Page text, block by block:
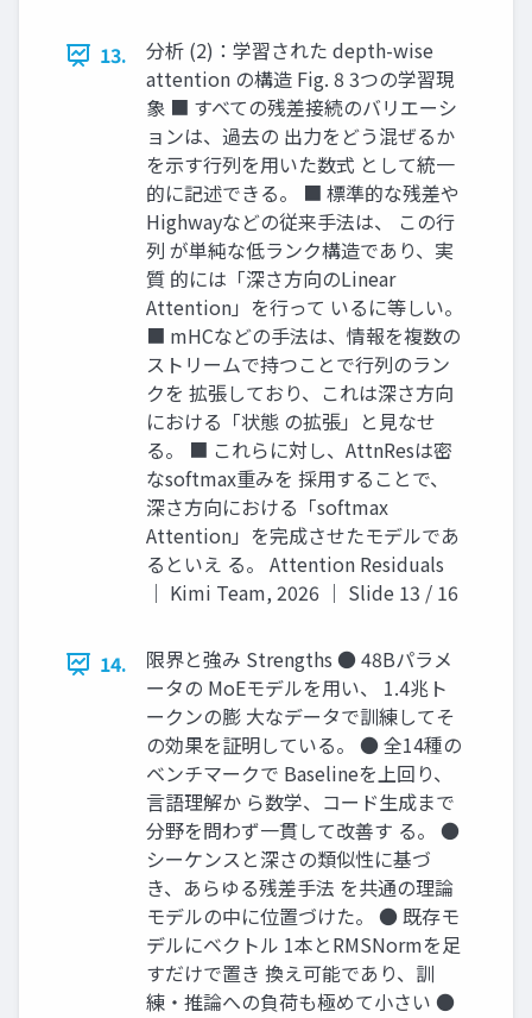
13.
分析 (2)：学習された depth-wise
attention の構造 Fig. 8 3つの学習現
象 ■ すべての残差接続のバリエーシ
ョンは、過去の 出力をどう混ぜるか
を示す行列を用いた数式 として統一
的に記述できる。 ■ 標準的な残差や
Highwayなどの従来手法は、 この行
列 が単純な低ランク構造であり、実
質 的には「深さ方向のLinear
Attention」を行って いるに等しい。
■ mHCなどの手法は、情報を複数の
ストリームで持つことで行列のラン
クを 拡張しており、これは深さ方向
における「状態 の拡張」と見なせ
る。 ■ これらに対し、AttnResは密
なsoftmax重みを 採用することで、
深さ方向における「softmax
Attention」を完成させたモデルであ
るといえ る。 Attention Residuals
｜ Kimi Team, 2026 ｜ Slide 13 / 16
14.
限界と強み Strengths ● 48Bパラメ
ータの MoEモデルを用い、 1.4兆ト
ークンの膨 大なデータで訓練してそ
の効果を証明している。 ● 全14種の
ベンチマークで Baselineを上回り、
言語理解か ら数学、コード生成まで
分野を問わず一貫して改善す る。 ●
シーケンスと深さの類似性に基づ
き、あらゆる残差手法 を共通の理論
モデルの中に位置づけた。 ● 既存モ
デルにベクトル 1本とRMSNormを足
すだけで置き 換え可能であり、訓
練・推論への負荷も極めて小さい ●